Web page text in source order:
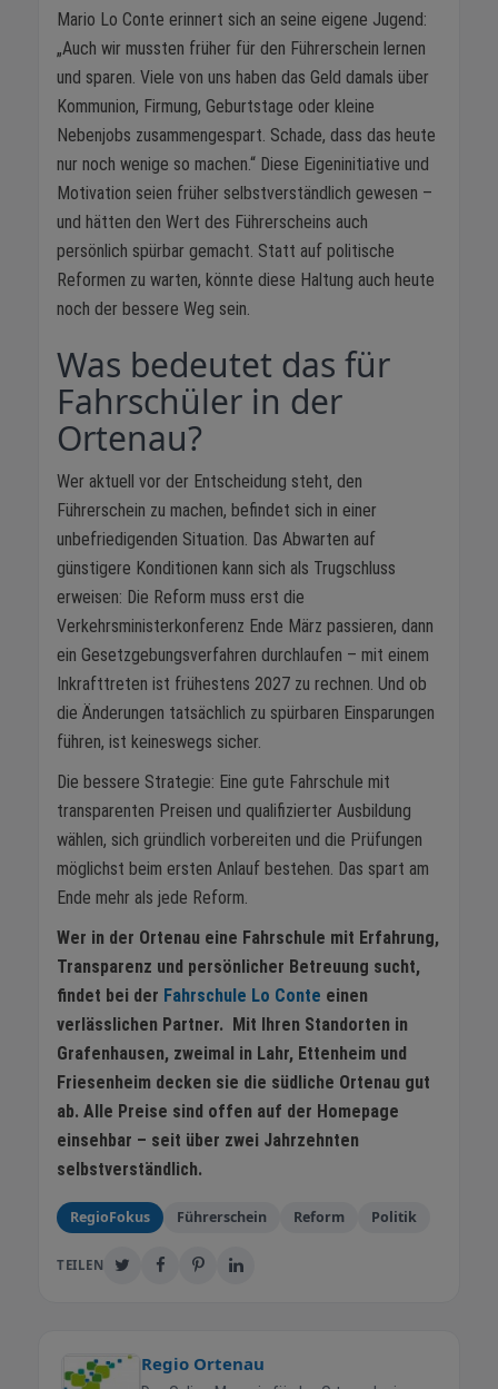
Mario Lo Conte erinnert sich an seine eigene Jugend:
„Auch wir mussten früher für den Führerschein lernen
und sparen. Viele von uns haben das Geld damals über
Kommunion, Firmung, Geburtstage oder kleine
Nebenjobs zusammengespart. Schade, dass das heute
nur noch wenige so machen.“ Diese Eigeninitiative und
Motivation seien früher selbstverständlich gewesen –
und hätten den Wert des Führerscheins auch
persönlich spürbar gemacht. Statt auf politische
Reformen zu warten, könnte diese Haltung auch heute
noch der bessere Weg sein.
Was bedeutet das für
Fahrschüler in der
Ortenau?
Wer aktuell vor der Entscheidung steht, den
Führerschein zu machen, befindet sich in einer
unbefriedigenden Situation. Das Abwarten auf
günstigere Konditionen kann sich als Trugschluss
erweisen: Die Reform muss erst die
Verkehrsministerkonferenz Ende März passieren, dann
ein Gesetzgebungsverfahren durchlaufen – mit einem
Inkrafttreten ist frühestens 2027 zu rechnen. Und ob
die Änderungen tatsächlich zu spürbaren Einsparungen
führen, ist keineswegs sicher.
Die bessere Strategie: Eine gute Fahrschule mit
transparenten Preisen und qualifizierter Ausbildung
wählen, sich gründlich vorbereiten und die Prüfungen
möglichst beim ersten Anlauf bestehen. Das spart am
Ende mehr als jede Reform.
Wer in der Ortenau eine Fahrschule mit Erfahrung,
Transparenz und persönlicher Betreuung sucht,
findet bei der Fahrschule Lo Conte einen
verlässlichen Partner. Mit Ihren Standorten in
Grafenhausen, zweimal in Lahr, Ettenheim und
Friesenheim decken sie die südliche Ortenau gut
ab. Alle Preise sind offen auf der Homepage
einsehbar – seit über zwei Jahrzehnten
selbstverständlich.
RegioFokus Führerschein Reform Politik
TEILEN
Regio Ortenau